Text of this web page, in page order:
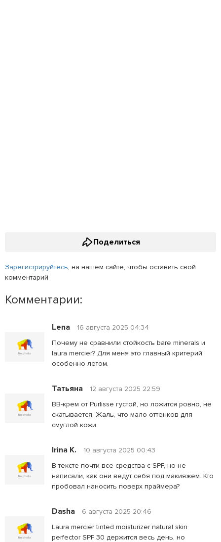
Поделиться
Зарегистрируйтесь, на нашем сайте, чтобы оставить свой
комментарий
Комментарии:
Lena
16 августа 2025 04:34
Почему не сравнили стойкость bare minerals и
laura mercier? Для меня это главный критерий,
особенно летом.
Татьяна
12 августа 2025 22:59
ВВ-крем от Purlisse густой, но ложится ровно, не
скатывается. Жаль, что мало оттенков для
смуглой кожи.
Irina K.
10 августа 2025 00:43
В тексте почти все средства с SPF, но не
написали, как они ведут себя под макияжем. Кто
пробовал наносить поверх праймера?
Dasha
6 августа 2025 20:46
Laura mercier tinted moisturizer natural skin
perfector SPF 30 держится весь день, но